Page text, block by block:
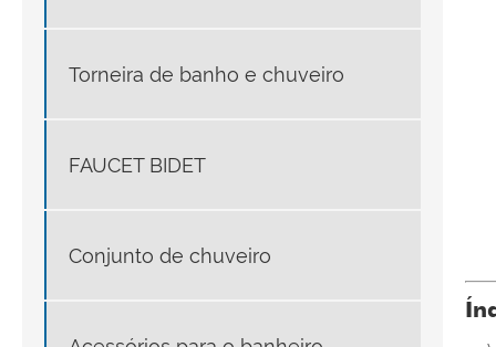
Torneira de banho e chuveiro
FAUCET BIDET
Conjunto de chuveiro